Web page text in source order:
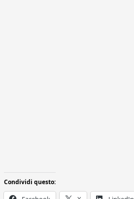
Condividi questo: